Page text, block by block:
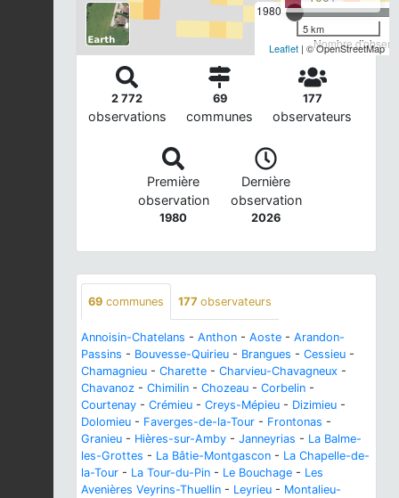
1980
Nombre
5 km
Leaflet | © OpenStreetMap
2 772
observations
69
communes
177
observateurs
Première
observation
1980
Dernière
observation
2026
69 communes 177 observateurs
Annoisin-Chatelans - Anthon - Aoste - Arandon-
Passins - Bouvesse-Quirieu - Brangues - Cessieu -
Chamagnieu - Charette - Charvieu-Chavagneux -
Chavanoz - Chimilin - Chozeau - Corbelin -
Courtenay - Crémieu - Creys-Mépieu - Dizimieu -
Dolomieu - Faverges-de-la-Tour - Frontonas -
Granieu - Hières-sur-Amby - Janneyrias - La Balme-
les-Grottes - La Bâtie-Montgascon - La Chapelle-de-
la-Tour - La Tour-du-Pin - Le Bouchage - Les
Avenières Veyrins-Thuellin - Leyrieu - Montalieu-